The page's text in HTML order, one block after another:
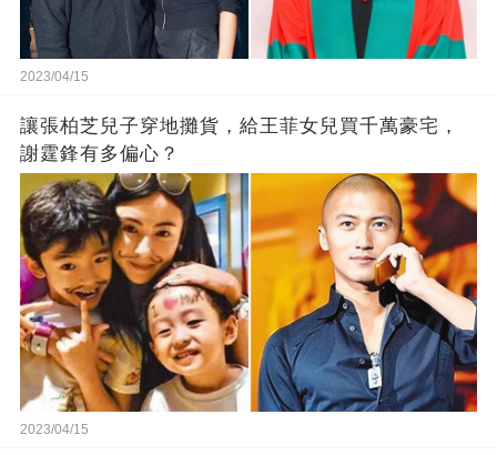
2023/04/15
讓張柏芝兒子穿地攤貨，給王菲女兒買千萬豪宅，
謝霆鋒有多偏心？
2023/04/15